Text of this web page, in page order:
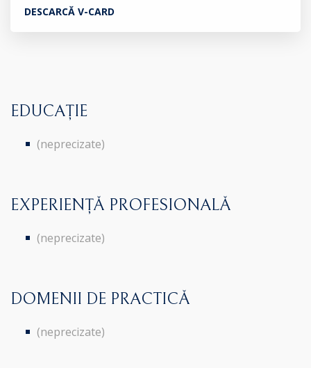
DESCARCĂ V-CARD
EDUCAȚIE
(neprecizate)
EXPERIENȚĂ PROFESIONALĂ
(neprecizate)
DOMENII DE PRACTICĂ
(neprecizate)